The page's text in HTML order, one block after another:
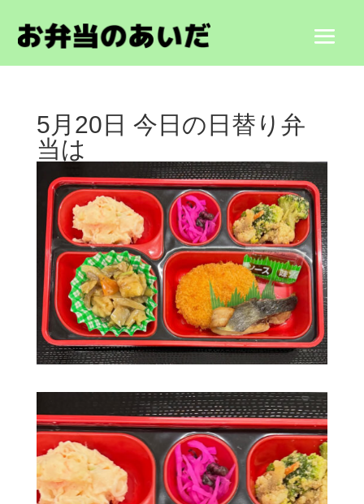
5月20日 今日の日替り弁
当は